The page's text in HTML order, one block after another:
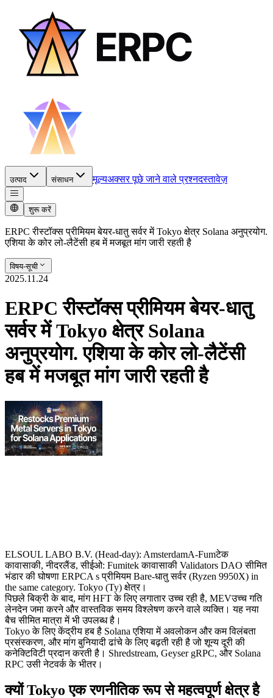
उत्पाद संसाधन मूल्यअक्सर पूछे जाने वाले प्रश्नदस्तावेज़
शुरू करें
ERPC रीस्टॉक्स प्रीमियम बेयर-धातु सर्वर में Tokyo क्षेत्र Solana अनुप्रयोग.
एशिया के कोर लो-लैटेंसी हब में मजबूत मांग जारी रहती है
विषय-सूची
2025.11.24
ERPC रीस्टॉक्स प्रीमियम बेयर-धातु
सर्वर में Tokyo क्षेत्र Solana
अनुप्रयोग. एशिया के कोर लो-लैटेंसी
हब में मजबूत मांग जारी रहती है
ELSOUL LABO B.V. (Head-day): AmsterdamA-Fumटेक
कावासाकी, नीदरलैंड, सीईओ: Fumitek कावासाकी Validators DAO सीमित
भंडार की घोषणा ERPCA s प्रीमियम Bare-धातु सर्वर (Ryzen 9950X) in
the same category. Tokyo (Ty) क्षेत्र।
पिछले बिक्री के बाद, मांग HFT के लिए लगातार उच्च रही है, MEVउच्च गति
लेनदेन जमा करने और वास्तविक समय विश्लेषण करने वाले व्यक्ति। यह नया
बैच सीमित मात्रा में भी उपलब्ध है।
Tokyo के लिए केंद्रीय हब है Solana एशिया में अवलोकन और कम विलंबता
प्रसंस्करण, और मांग बुनियादी ढांचे के लिए बढ़ती रही है जो शून्य दूरी की
कनेक्टिविटी प्रदान करती है। Shredstream, Geyser gRPC, और Solana
RPC उसी नेटवर्क के भीतर।
क्यों Tokyo एक रणनीतिक रूप से महत्वपूर्ण क्षेत्र है